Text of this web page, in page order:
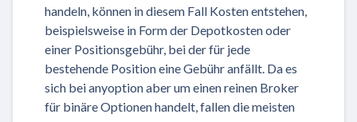
handeln, können in diesem Fall Kosten entstehen,
beispielsweise in Form der Depotkosten oder
einer Positionsgebühr, bei der für jede
bestehende Position eine Gebühr anfällt. Da es
sich bei anyoption aber um einen reinen Broker
für binäre Optionen handelt, fallen die meisten